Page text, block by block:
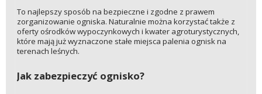
To najlepszy sposób na bezpieczne i zgodne z prawem
zorganizowanie ogniska. Naturalnie można korzystać także z
oferty ośrodków wypoczynkowych i kwater agroturystycznych,
które mają już wyznaczone stałe miejsca palenia ognisk na
terenach leśnych.
Jak zabezpieczyć ognisko?